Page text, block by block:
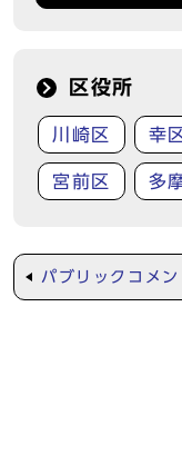
区役所
川崎区 幸
宮前区 多
パブリックコメ